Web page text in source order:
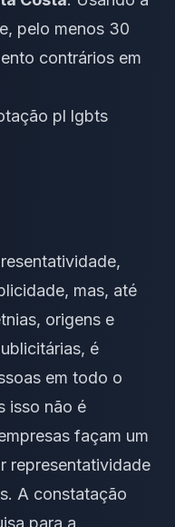
pelo menos 30
contrários em
pl lgbts
mas, até
origens e
é
em todo o
isso não é
façam um
representatividade
A constatação
para a